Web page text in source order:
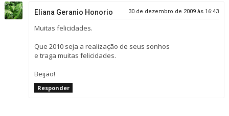
Eliana Geranio Honorio 30 de dezembro de 2009 às 16:43
Muitas felicidades.
Que 2010 seja a realização de seus sonhos
e traga muitas felicidades.
Beijão!
Responder